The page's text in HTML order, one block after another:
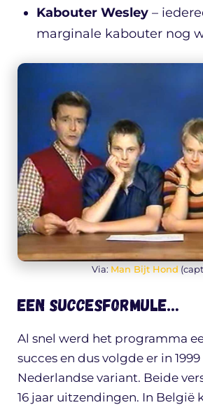
Kabouter Wesley –
marginale kabouter nog
Via: Man Bijt Hond
Een succesformule…
Al snel werd het programma
succes en dus volgde er in 1999
Nederlandse variant. Beide
16 jaar uitzendingen. In België